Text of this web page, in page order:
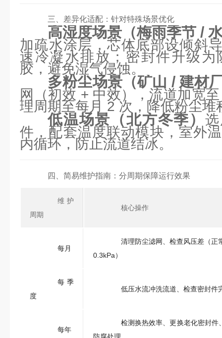
三、差异化适配：针对特殊场景优化
高湿度场景（梅雨季节 /
加疏水涂层，芯体底部设倾斜
速冷凝水排放；密封件升级
胶，避免湿气侵蚀。
多粉尘场景（矿山 / 建材
网（初效 + 中效），流道加宽
理周期至每月 2 次，降低粉尘堆
低温场景（北方冬季）
件，配套温度联动模块，室外
内循环，防止流道结冰。
四、简易维护指南：分周期保障运行效果
维护
周期
核心操作
每月
清理防尘滤网、检查风压差（正
0.3kPa）
每季
度
低压水流冲洗流道、检查密封件
每年
检测换热效率、更换老化密封件
防腐处理